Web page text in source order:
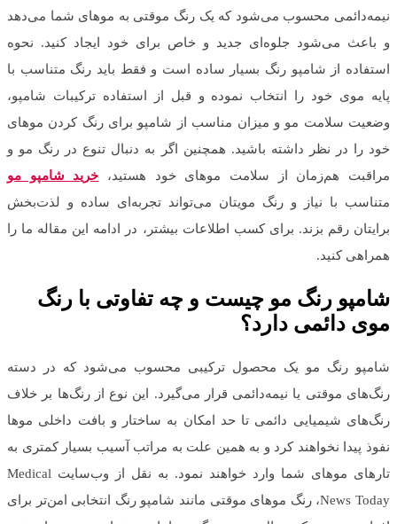
نیمه‌دائمی محسوب می‌شود که یک رنگ موقتی به موهای شما می‌دهد
و باعث می‌شود جلوه‌ای جدید و خاص برای خود ایجاد کنید. نحوه
استفاده از شامپو رنگ بسیار ساده است و فقط باید رنگ متناسب با
پایه موی خود را انتخاب نموده و قبل از استفاده ترکیبات شامپو،
وضعیت سلامت مو و میزان مناسب از شامپو برای رنگ کردن موهای
خود را در نظر داشته باشید. همچنین اگر به دنبال تنوع در رنگ مو و
مراقبت هم‌زمان از سلامت موهای خود هستید، خرید شامپو مو
متناسب با نیاز و رنگ مویتان می‌تواند تجربه‌ای ساده و لذت‌بخش
برایتان رقم بزند. برای کسب اطلاعات بیشتر، در ادامه این مقاله ما را
همراهی کنید.
شامپو رنگ مو چیست و چه تفاوتی با رنگ
موی دائمی دارد؟
شامپو رنگ مو یک محصول ترکیبی محسوب می‌شود که در دسته
رنگ‌های موقتی یا نیمه‌دائمی قرار می‌گیرد. این نوع از رنگ‌ها بر خلاف
رنگ‌های شیمیایی دائمی تا حد امکان به ساختار و بافت داخلی موها
نفوذ پیدا نخواهند کرد و به همین علت به مراتب آسیب بسیار کمتری به
تارهای موهای شما وارد خواهند نمود. به نقل از وب‌سایت Medical
News Today، رنگ موهای موقتی مانند شامپو رنگ انتخابی امن‌تر برای